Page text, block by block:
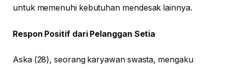
untuk memenuhi kebutuhan mendesak lainnya.
Respon Positif dari Pelanggan Setia
Aska (28), seorang karyawan swasta, mengaku